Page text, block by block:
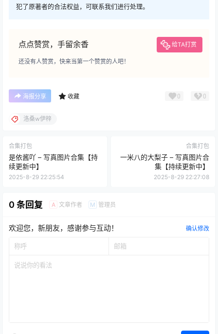
犯了原著者的合法权益，可联系我们进行处理。
点点赞赏，手留余香 给TA打赏
还没有人赞赏，快来当第一个赞赏的人吧！
海报分享 收藏 0 0
洛桑w伊梓
合集打包
是依酱吖 – 写真图片合集【持
续更新中】
2025-8-29 22:25:54
合集打包
一米八的大梨子 – 写真图片合
集【持续更新中】
2025-8-29 22:27:08
0 条回复 A 文章作者 M 管理员
欢迎您，新朋友，感谢参与互动！ 确认修改